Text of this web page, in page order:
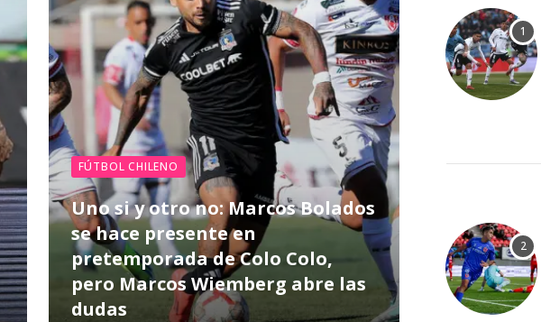
FÚTBOL CHILENO
Uno si y otro no: Marcos Bolados
se hace presente en
pretemporada de Colo Colo,
pero Marcos Wiemberg abre las
dudas